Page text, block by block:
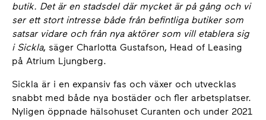
butik. Det är en stadsdel där mycket är på gång och vi
ser ett stort intresse både från befintliga butiker som
satsar vidare och från nya aktörer som vill etablera sig
i Sickla, säger Charlotta Gustafson, Head of Leasing
på Atrium Ljungberg.
Sickla är i en expansiv fas och växer och utvecklas
snabbt med både nya bostäder och fler arbetsplatser.
Nyligen öppnade hälsohuset Curanten och under 2021